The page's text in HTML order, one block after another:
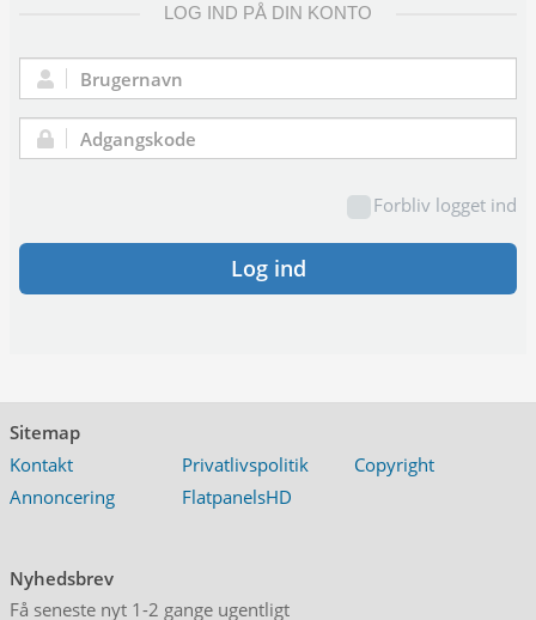
LOG IND PÅ DIN KONTO
Brugernavn:
Adgangskode:
Forbliv logget ind
Log ind
Sitemap
Kontakt
Privatlivspolitik
Copyright
Annoncering
FlatpanelsHD
Nyhedsbrev
Få seneste nyt 1-2 gange ugentligt